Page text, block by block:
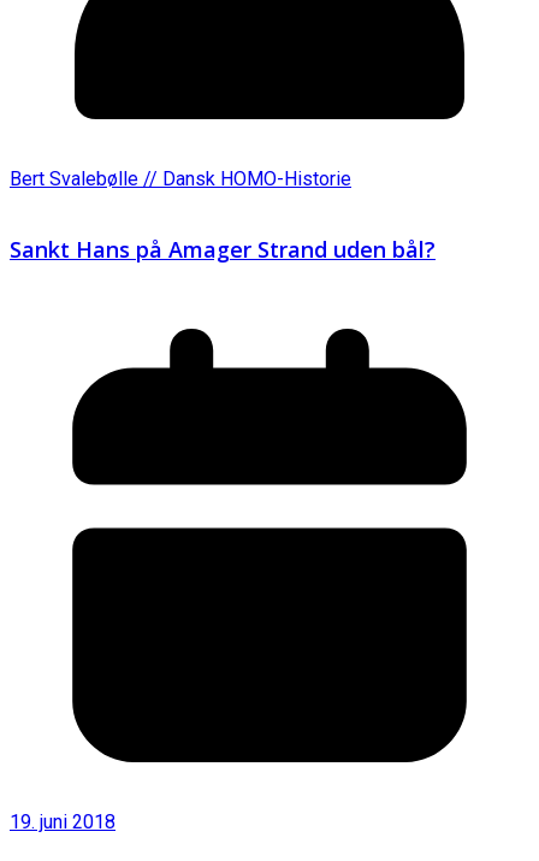
Bert Svalebølle // Dansk HOMO-Historie
Sankt Hans på Amager Strand uden bål?
19. juni 2018